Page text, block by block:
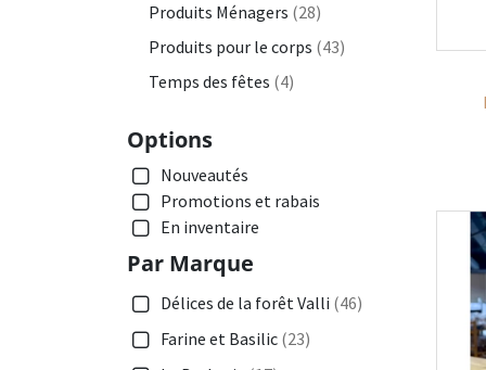
Produits Ménagers (28)
Produits pour le corps (43)
Temps des fêtes (4)
Options
Nouveautés
Promotions et rabais
En inventaire
Par Marque
Délices de la forêt Valli (46)
Farine et Basilic (23)